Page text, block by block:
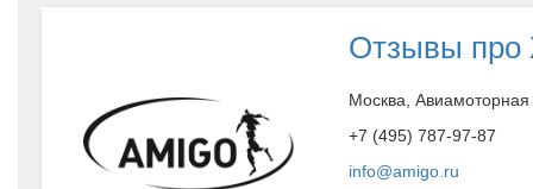
Отзывы
Москва,
+7 (495) 787-97-87
info@amigo.ru